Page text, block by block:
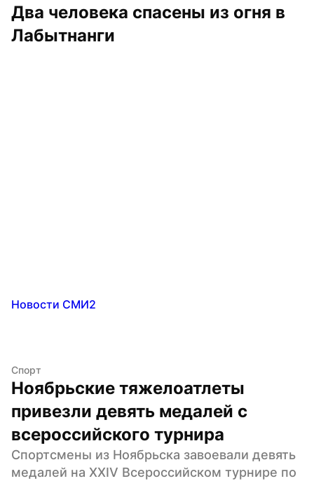
Два человека спасены из огня в
Лабытнанги
Новости СМИ2
Спорт
Ноябрьские тяжелоатлеты
привезли девять медалей с
всероссийского турнира
Спортсмены из Ноябрьска завоевали девять
медалей на XXIV Всероссийском турнире по